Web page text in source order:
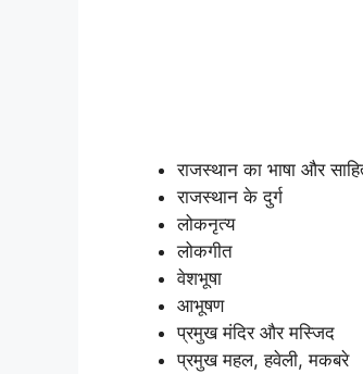
राजस्थान का भाषा और
राजस्थान के दुर्ग
लोकनृत्य
लोकगीत
वेशभूषा
आभूषण
प्रमुख मंदिर और मस्जिद
प्रमुख महल, हवेली, मकबरे